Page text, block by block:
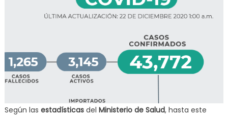
Según las estadísticas del Ministerio de Salud, hasta este